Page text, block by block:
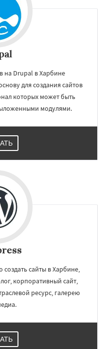
на Drupal в Харбине
для создания сайтов
которых может быть
модулями.
сайты в Харбине,
корпоративный сайт,
ресурс, галерею